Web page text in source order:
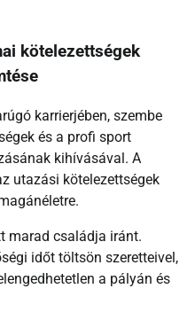
kötelezettségek
karrierjében, szembe
és a profi sport
kihívásával. A
utazási kötelezettségek
marad családja iránt.
időt töltsön szeretteivel,
a pályán és